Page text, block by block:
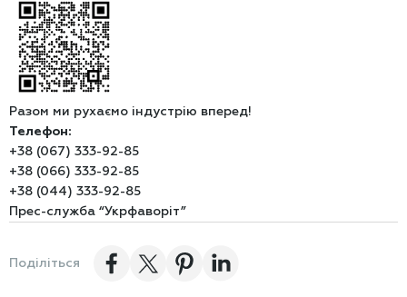
Разом ми рухаємо індустрію вперед!
Телефон:
+38 (067) 333-92-85
+38 (066) 333-92-85
+38 (044) 333-92-85
Прес-служба “Укрфаворіт”
Поділіться